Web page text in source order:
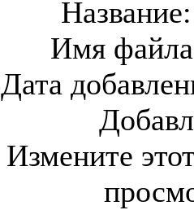
Имя
Дата
Измените